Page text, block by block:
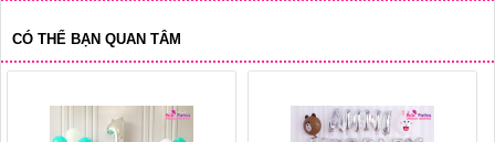
CÓ THỂ BẠN QUAN TÂM